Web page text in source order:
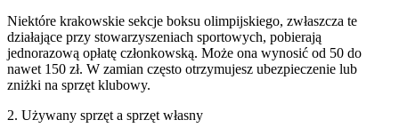
Niektóre krakowskie sekcje boksu olimpijskiego, zwłaszcza te
działające przy stowarzyszeniach sportowych, pobierają
jednorazową opłatę członkowską. Może ona wynosić od 50 do
nawet 150 zł. W zamian często otrzymujesz ubezpieczenie lub
zniżki na sprzęt klubowy.
2. Używany sprzęt a sprzęt własny